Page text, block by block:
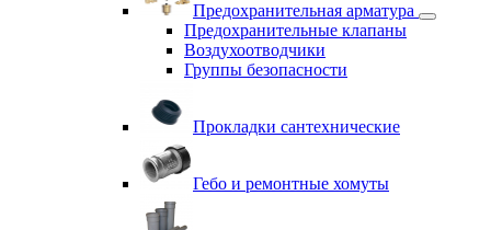
Предохранительная арматура
Предохранительные клапаны
Воздухоотводчики
Группы безопасности
Прокладки сантехнические
Гебо и ремонтные хомуты